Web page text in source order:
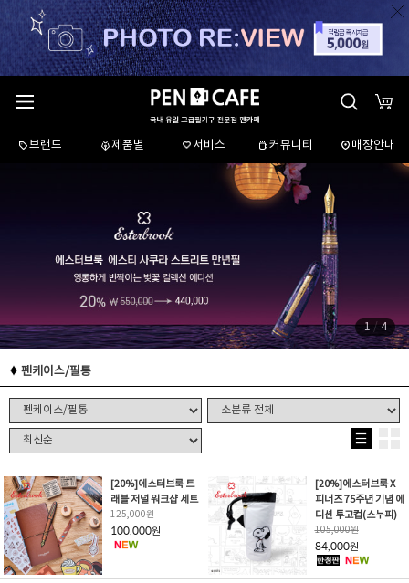
브랜드 제품별 서비스 커뮤니티 매장안내
1/4
펜케이스/필통
[20%]에스터브룩 트
래블 저널 워크샵 세트
125,000원
100,000원
[20%]에스터브룩 X
피너츠 75주년 기념 에
디션 투고컵(스누피)
105,000원
84,000원